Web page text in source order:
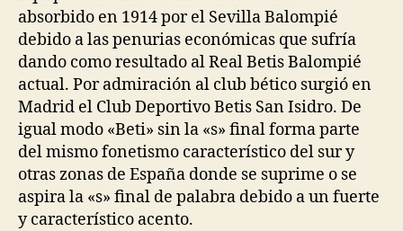
absorbido en 1914 por el Sevilla Balompié
debido a las penurias económicas que sufría
dando como resultado al Real Betis Balompié
actual. Por admiración al club bético surgió en
Madrid el Club Deportivo Betis San Isidro. De
igual modo «Beti» sin la «s» final forma parte
del mismo fonetismo característico del sur y
otras zonas de España donde se suprime o se
aspira la «s» final de palabra debido a un fuerte
y característico acento.